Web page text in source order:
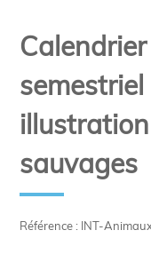
Référence : INT-
sauvages